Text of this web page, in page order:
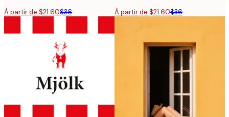
À partir de $21.60$36 À partir de $21.60$36